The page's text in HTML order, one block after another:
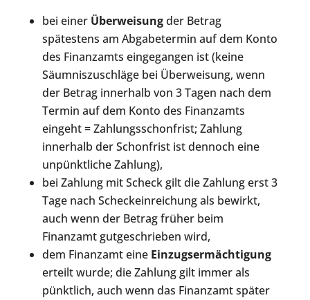
bei einer Überweisungder Betrag
spätestens am Abgabetermin auf dem Konto
des Finanzamts eingegangen ist (keine
Säumniszuschläge bei Überweisung, wenn
der Betrag innerhalb von 3 Tagen nach dem
Termin auf dem Konto des Finanzamts
eingeht = Zahlungsschonfrist; Zahlung
innerhalb der Schonfrist ist dennoch eine
unpünktliche Zahlung),
bei Zahlung mit Scheck gilt die Zahlung erst 3
Tage nach Scheckeinreichung als bewirkt,
auch wenn der Betrag früher beim
Finanzamt gutgeschrieben wird,
dem Finanzamt eine Einzugsermächtigung
erteilt wurde; die Zahlung gilt immer als
pünktlich, auch wenn das Finanzamt später